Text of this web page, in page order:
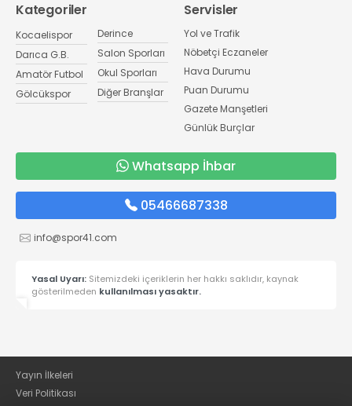
Kategoriler
Kocaelispor
Darıca G.B.
Amatör Futbol
Gölcükspor
Derince
Salon Sporları
Okul Sporları
Diğer Branşlar
Servisler
Yol ve Trafik
Nöbetçi Eczaneler
Hava Durumu
Puan Durumu
Gazete Manşetleri
Günlük Burçlar
Whatsapp İhbar
05466687338
info@spor41.com
Yasal Uyarı: Sitemizdeki içeriklerin her hakkı saklıdır, kaynak
gösterilmeden kullanılması yasaktır.
Yayın İlkeleri
Veri Politikası